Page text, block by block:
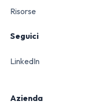
Risorse
Seguici
LinkedIn
Azienda